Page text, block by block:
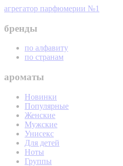
агрегатор парфюмерии №1
бренды
по алфавиту
по странам
ароматы
Новинки
Популярные
Женские
Мужские
Унисекс
Для детей
Ноты
Группы